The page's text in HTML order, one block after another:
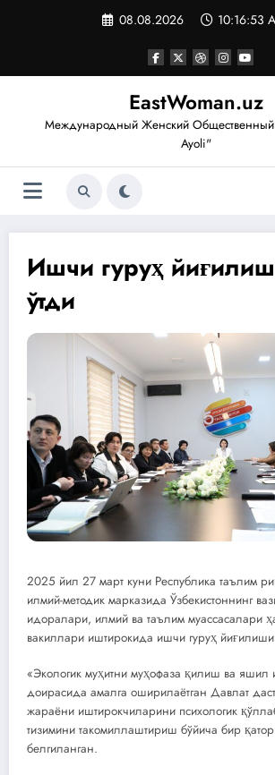
08.08.2026 10:16:54
EastWoman.uz
Международный Женский
Ayoli"
Ишчи гуруҳ
ўтди
2025 йил 27 март куни Республика таълим
илмий-методик марказида Ўзбекистоннинг
идоралари, илмий ва таълим муассасалари
вакиллари иштирокида ишчи гуруҳ йиғилиши
«Экологик муҳитни муҳофаза қилиш ва яшил
доирасида амалга оширилаётган Давлат
жараёни иштирокчиларини психологик
тизимини такомиллаштириш бўйича бир
белгиланган.